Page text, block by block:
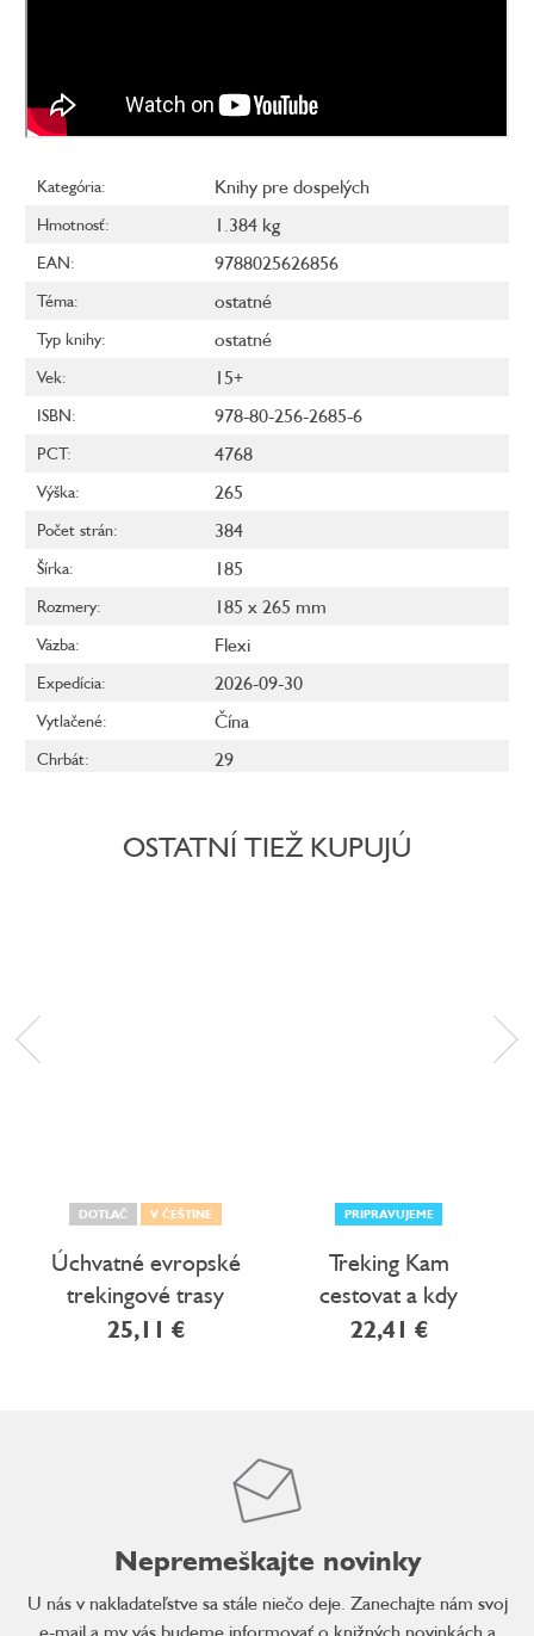
Kategória: Knihy pre dospelých
Hmotnosť: 1.384 kg
EAN: 9788025626856
Téma: ostatné
Typ knihy: ostatné
Vek: 15+
ISBN: 978-80-256-2685-6
PCT: 4768
Výška: 265
Počet strán: 384
Šírka: 185
Rozmery: 185 x 265 mm
Väzba: Flexi
Expedícia: 2026-09-30
Vytlačené: Čína
Chrbát: 29
OSTATNÍ TIEŽ KUPUJÚ
DOTLAČ V ČEŠTINE
Úchvatné evropské
trekingové trasy
25,11 €
PRIPRAVUJEME
Treking Kam
cestovat a kdy
22,41 €
Nepremeškajte novinky
U nás v nakladateľstve sa stále niečo deje. Zanechajte nám svoj
e-mail a my vás budeme informovať o knižných novinkách a